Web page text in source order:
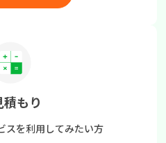
積もり
スを利用してみたい方